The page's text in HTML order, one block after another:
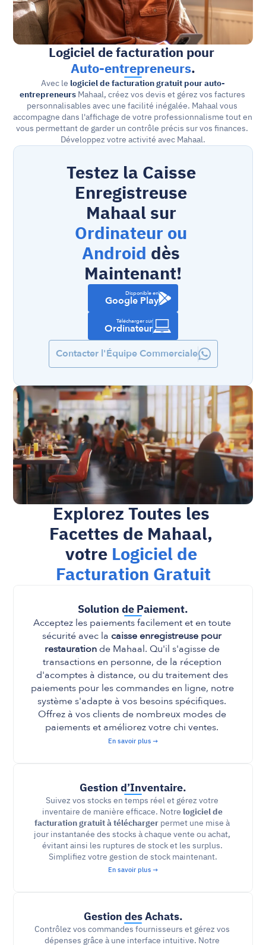
Logiciel de facturation pour
Auto-entrepreneurs.
Avec le logiciel de facturation gratuit pour auto-
entrepreneurs Mahaal, créez vos devis et gérez vos factures
personnalisables avec une facilité inégalée. Mahaal vous
accompagne dans l'affichage de votre professionnalisme tout en
vous permettant de garder un contrôle précis sur vos finances.
Développez votre activité avec Mahaal.
Testez la Caisse
Enregistreuse
Ordinateur ou
Android dès
Maintenant!
Disponible en
Google Play
Télécharger sur
Ordinateur
Contacter l'Équipe Commerciale
Explorez Toutes les
Facettes de Mahaal,
votre Logiciel de
Facturation Gratuit
Solution de Paiement.
Acceptez les paiements facilement et en toute
sécurité avec la caisse enregistreuse pour
restauration de Mahaal. Qu'il s'agisse de
transactions en personne, de la réception
d'acomptes à distance, ou du traitement des
paiements pour les commandes en ligne, notre
système s'adapte à vos besoins spécifiques.
Offrez à vos clients de nombreux modes de
paiements et améliorez votre chi ventes.
En savoir plus →
Gestion d’Inventaire.
Suivez vos stocks en temps réel et gérez votre
inventaire de manière efficace. Notre logiciel de
facturation gratuit à télécharger permet une mise à
jour instantanée des stocks à chaque vente ou achat,
évitant ainsi les ruptures de stock et les surplus.
Simplifiez votre gestion de stock maintenant.
En savoir plus →
Gestion des Achats.
Contrôlez vos commandes fournisseurs et gérez vos